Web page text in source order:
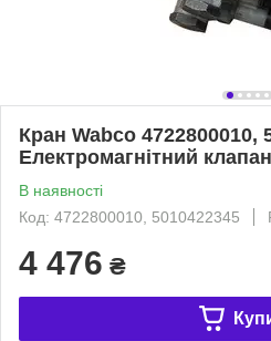
Кран Wabco 4722800010,
Електромагнітний
В наявності
Код: 4722800010, 5010422345
4 476 ₴